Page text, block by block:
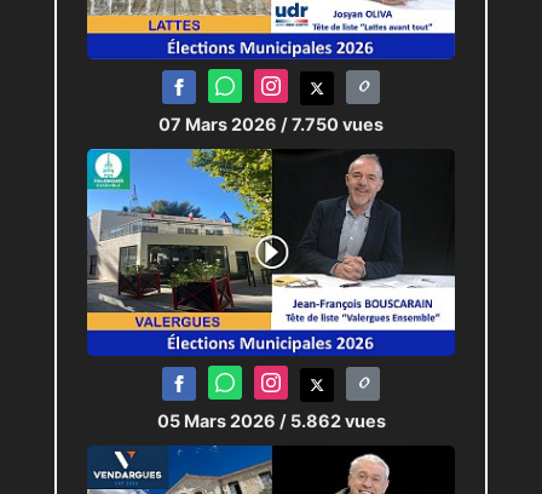
07 Mars 2026 / 7.750 vues
05 Mars 2026 / 5.862 vues